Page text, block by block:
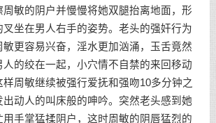
周敏的阴户并慢慢将她双腿抬离地面，形
叉坐在男人右手的姿势。老头的强奸行为
更容易兴奋，淫水更加汹涌，玉舌竟然
的绞在一起，小穴情不自禁的来回移动
周敏继续被强行爱抚和强吻10多分钟之
动人的叫床般的呻吟。突然老头感到她
用手掌猛揉阴户，这时周敏的阴唇猛烈的